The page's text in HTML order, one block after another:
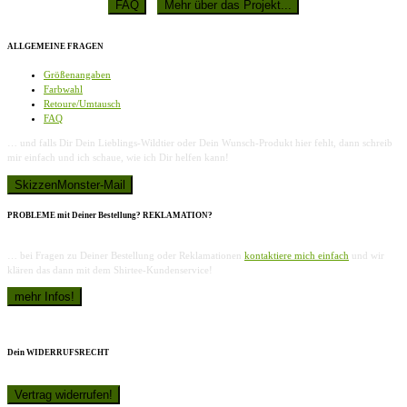
ALLGEMEINE FRAGEN
Größenangaben
Farbwahl
Retoure/Umtausch
FAQ
… und falls Dir Dein Lieblings-Wildtier oder Dein Wunsch-Produkt hier fehlt, dann schreib
mir einfach und ich schaue, wie ich Dir helfen kann!
PROBLEME mit Deiner Bestellung? REKLAMATION?
… bei Fragen zu Deiner Bestellung oder Reklamationen kontaktiere mich einfach und wir
klären das dann mit dem Shirtee-Kundenservice!
Dein WIDERRUFSRECHT